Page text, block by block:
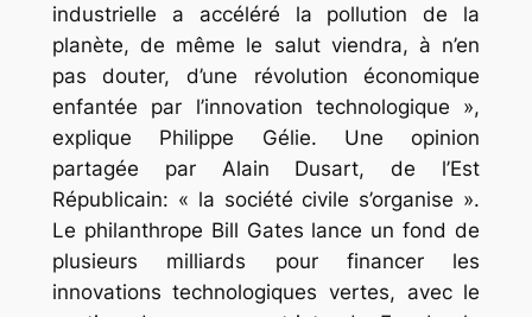
industrielle a accéléré la pollution de la
planète, de même le salut viendra, à n’en
pas douter, d’une révolution économique
enfantée par l’innovation technologique »,
explique Philippe Gélie. Une opinion
partagée par Alain Dusart, de l’Est
Républicain: « la société civile s’organise ».
Le philanthrope Bill Gates lance un fond de
plusieurs milliards pour financer les
innovations technologiques vertes, avec le